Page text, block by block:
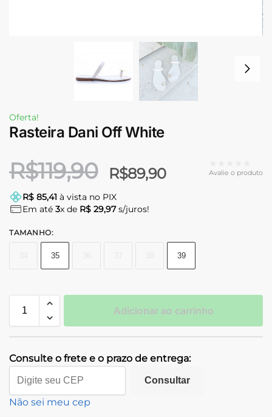
Oferta!
Rasteira Dani Off White
R$119,90 R$89,90 Avalie o produto
R$ 85,41 à vista no PIX
Em até 3x de R$ 29,97s/juros!
TAMANHO:
35 39
Adicionar ao carrinho
Consulte o frete e o prazo de entrega:
Consultar
Não sei meu cep